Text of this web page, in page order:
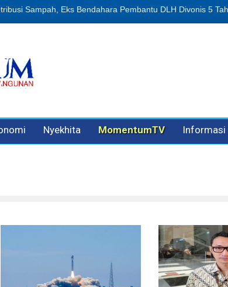
Eks Bendahara Pembantu DLH Divonis 5 Tahun
Nyekhita MomentumTV Informasi